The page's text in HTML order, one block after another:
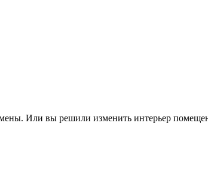
Или вы решили изменить интерьер